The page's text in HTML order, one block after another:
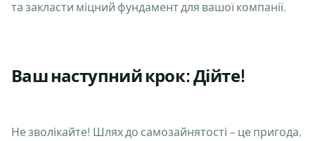
та закласти міцний фундамент для вашої компанії.
Ваш наступний крок: Дійте!
Не зволікайте! Шлях до самозайнятості – це пригода,